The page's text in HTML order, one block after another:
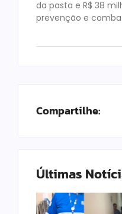
da pasta e R$ 38
prevenção e
Compartilhe:
Últimas